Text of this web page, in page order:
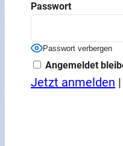
Passwort
Passwort verbergen
Angemeldet
Jetzt anmelden |